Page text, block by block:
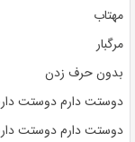
مهتاب
مرگبار
بدون حرف زدن
دوستت دارم دوستت
دوستت دارم دوستت